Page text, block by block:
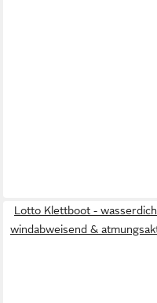
Lotto Klettboot -
windabweisend &